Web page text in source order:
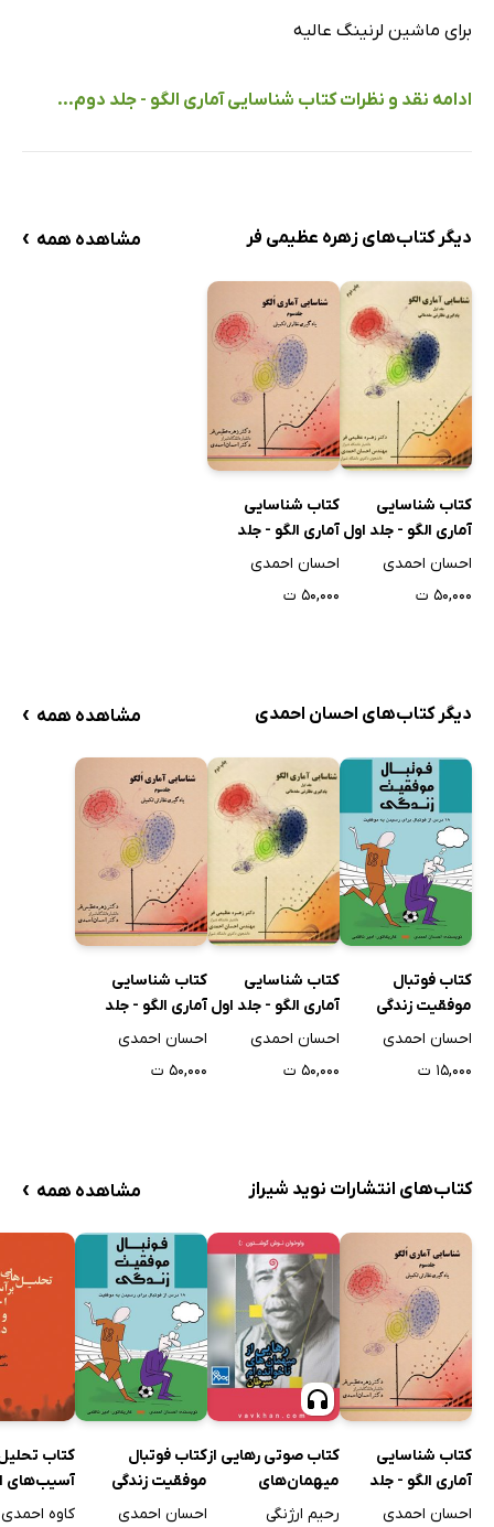
برای ماشین لرنینگ عالیه
ادامه نقد و نظرات کتاب شناسایی آماری الگو - جلد دوم...
دیگر کتاب‌های زهره عظیمی فر مشاهده همه ›
کتاب شناسایی
آماری الگو - جلد اول
احسان احمدی
۵۰,۰۰۰ ت
کتاب شناسایی
آماری الگو - جلد
سوم
احسان احمدی
۵۰,۰۰۰ ت
دیگر کتاب‌های احسان احمدی مشاهده همه ›
کتاب فوتبال
موفقیت زندگی
احسان احمدی
۱۵,۰۰۰ ت
کتاب شناسایی
آماری الگو - جلد اول
احسان احمدی
۵۰,۰۰۰ ت
کتاب شناسایی
آماری الگو - جلد
سوم
احسان احمدی
۵۰,۰۰۰ ت
کتاب‌های انتشارات نوید شیراز مشاهده همه ›
کتاب شناسایی
آماری الگو - جلد
سوم
احسان احمدی
کتاب صوتی رهایی از
میهمان‌های
ناخوانده‌ام سرطان
رحیم ارژنگی
کتاب فوتبال
موفقیت زندگی
احسان احمدی
کتاب
آسیب‌های
و فرهنگی